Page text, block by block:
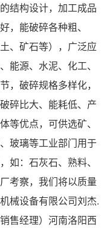
结构设计，加工成品
，能破碎各种粗、
、矿石等），广泛应
能源、水泥、化工、
，破碎规格多样化，
碎比大、能耗低、产
等优点，可供选矿、
玻璃等工业部门用于
如：石灰石、熟料、
考察，我们将以质量
械设备有限公司刘杰.
售经理）河南洛阳西